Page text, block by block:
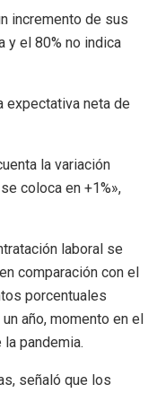
incremento de sus
y el 80% no indica
expectativa neta de
la variación
coloca en +1%»,
laboral se
comparación con el
porcentuales
año, momento en el
pandemia.
señaló que los